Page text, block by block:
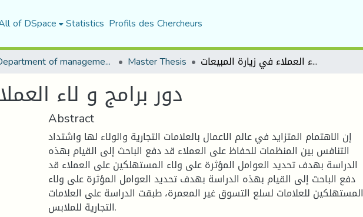
of DSpace Statistics Profils des Chercheurs
Department of management sciences Master Thesis دور برامج و لاء العملاء في زيارة المبيعات
دور برامج و لاء
Abstract
إن الاهتمام المتزايد في عالم الاعمال بالعلامات التجارية والولاء لها واشتداد
التنافس بين المنظمات للحفاظ على العملاء قد دفع الباحث إلى القيام بهذه
الدراسة بهدف تحديد العوامل المؤثرة على ولاء المستهلكين على العملاء قد
دفع الباحث إلى القيام بهذه الدراسة بهدف تحديد العوامل المؤثرة على ولاء
المستهلكين للعلامات لسلع التسوق غير المعمرة، طبقت الدراسة على العلامات
التجارية للملابس.